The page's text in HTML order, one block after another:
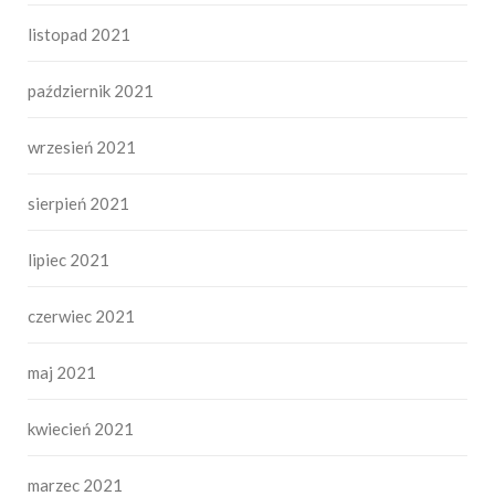
listopad 2021
październik 2021
wrzesień 2021
sierpień 2021
lipiec 2021
czerwiec 2021
maj 2021
kwiecień 2021
marzec 2021